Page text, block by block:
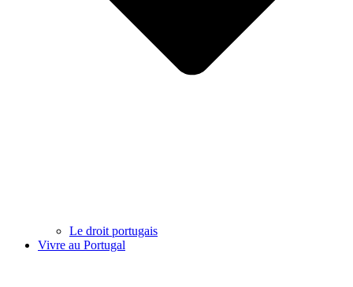
Le droit portugais
Vivre au Portugal